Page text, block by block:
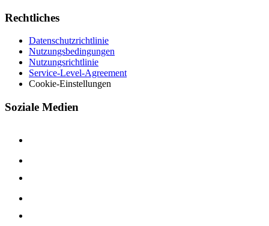
Rechtliches
Datenschutzrichtlinie
Nutzungsbedingungen
Nutzungsrichtlinie
Service-Level-Agreement
Cookie-Einstellungen
Soziale Medien